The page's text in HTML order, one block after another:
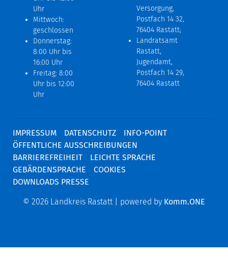
Uhr
Mittwoch:
geschlossen
Donnerstag:
8:00 Uhr bis
16:00 Uhr
Freitag: 8:00
Uhr bis 12:00
Uhr
Versorgung,
Postfach 14 32,
76404 Rastatt;
Landratsamt
Rastatt,
Jugendamt,
Postfach 14 29,
76404 Rastatt
IMPRESSUM DATENSCHUTZ
INFO-POINT
ÖFFENTLICHE AUSSCHREIBUNGEN
BARRIEREFREIHEIT
LEICHTE SPRACHE
GEBÄRDENSPRACHE
COOKIES
DOWNLOADS PRESSE
© 2026 Landkreis Rastatt | powered by Komm.ONE